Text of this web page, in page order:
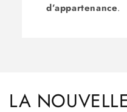
d’appartenance.
LA